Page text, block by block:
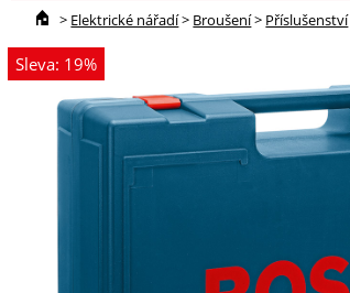
> Elektrické nářadí> Broušení> Příslušenství
Sleva: 19%